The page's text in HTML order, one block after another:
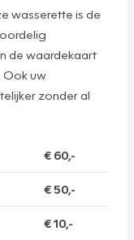
wasserette is de
de waardekaart
Ook uw
zonder al
€ 60,-
€ 50,-
€ 10,-